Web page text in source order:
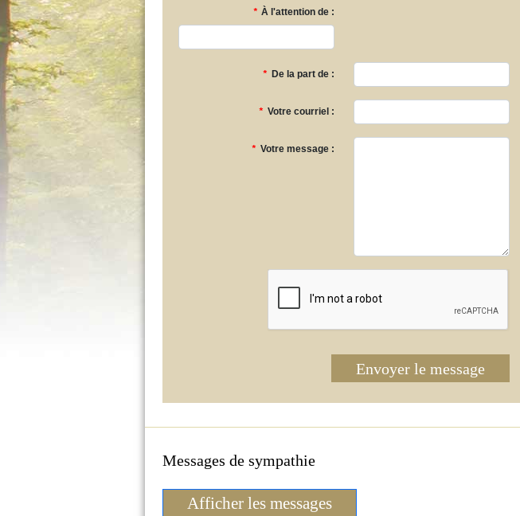
* À l'attention de :
* De la part de :
* Votre courriel :
* Votre message :
Envoyer le message
Messages de sympathie
Afficher les messages